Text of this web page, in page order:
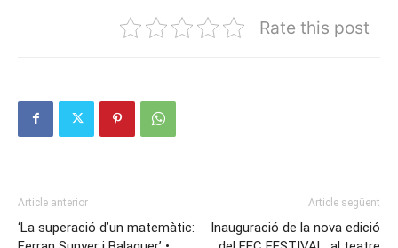
Rate this post
Article anterior
‘La superació d’un matemàtic:
Article següent
Inauguració de la nova edició